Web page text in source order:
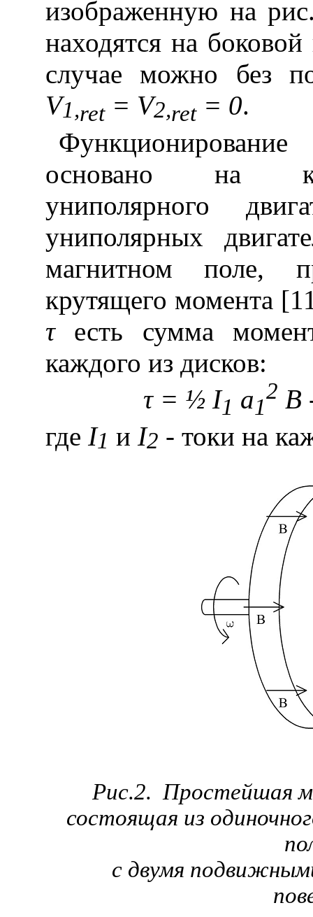
изображенную на
находятся на
случае можно без
V1,ret= V2,ret= 0.
основано на
униполярного
униполярных
магнитном поле,
крутящего момента
τ есть сумма
каждого из дисков:
τ = ½ I1 a1
2 B
где I1 и I2 - токи на
Рис.2. Простейшая
состоящая из
с двумя